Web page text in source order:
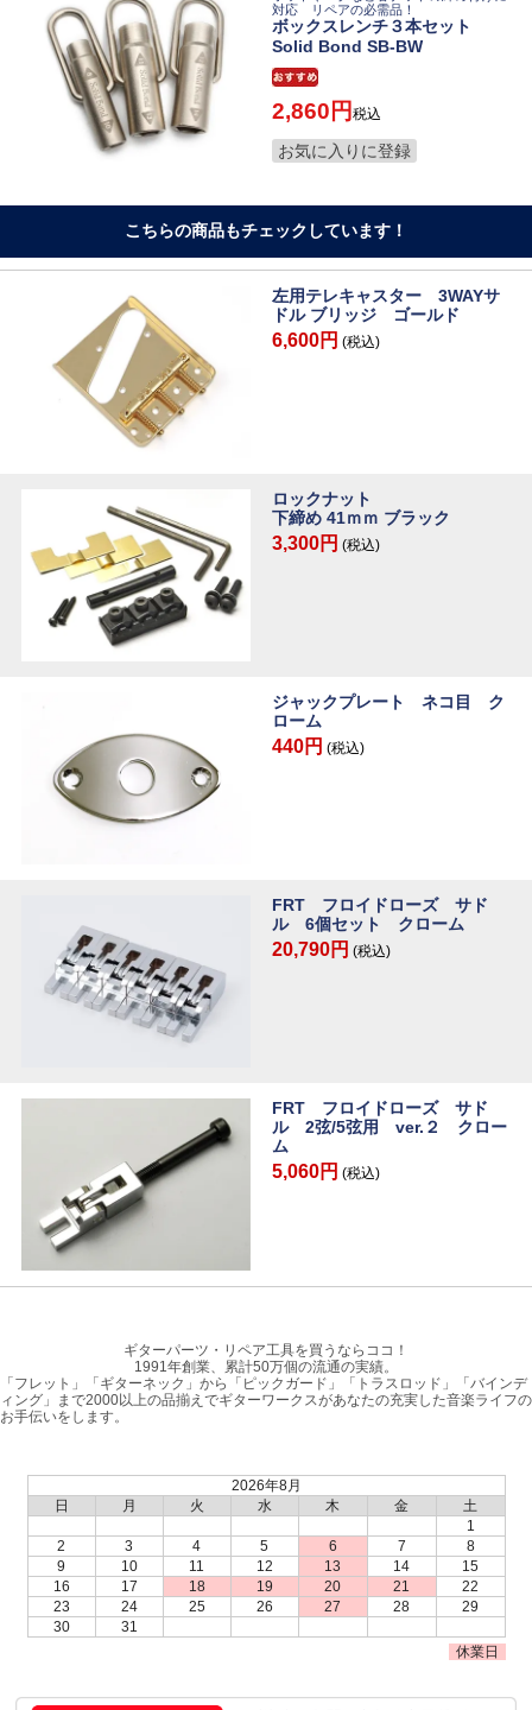
対応 リペアの必需品！
ボックスレンチ３本セット
Solid Bond SB-BW
2,860 税込
お気に入りに登録
こちらの商品もチェックしています！
左用テレキャスター 3WAYサ
ドル ブリッジ ゴールド
6,600円 (税込)
ロックナット
下締め 41ｍｍ ブラック
3,300円 (税込)
ジャックプレート ネコ目 ク
ローム
440円 (税込)
FRT フロイドローズ サド
ル 6個セット クローム
20,790円 (税込)
FRT フロイドローズ サド
ル 2弦/5弦用 ver.２ クロー
ム
5,060円 (税込)
ギターパーツ・リペア工具を買うならココ！
1991年創業、累計50万個の流通の実績。
「フレット」「ギターネック」から「ピックガード」「トラスロッド」「バインデ
ィング」まで2000以上の品揃えでギターワークスがあなたの充実した音楽ライフの
お手伝いをします。
2026年8月
日
月 火 水 木 金
土
1
2
3 4 5 6 7
8
9
10 11 12 13 14
15
16
17 18 19 20 21
22
23
24 25 26 27 28
29
30
31
休業日